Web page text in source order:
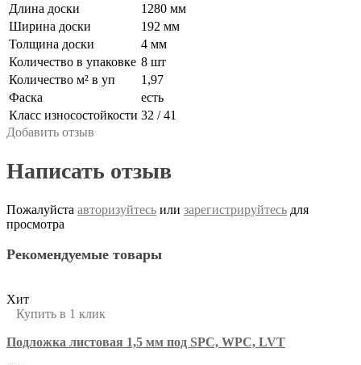
Длина доски
1280 мм
Ширина доски
192 мм
Толщина доски
4 мм
Количество в упаковке 8 шт
Количество м² в уп
1,97
Фаска
есть
Класс износостойкости 32 / 41
Добавить отзыв
Написать отзыв
Пожалуйста авторизуйтесь или зарегистрируйтесь для
просмотра
Рекомендуемые товары
Хит
Купить в 1 клик
Подложка листовая 1,5 мм под SPC, WPC, LVT